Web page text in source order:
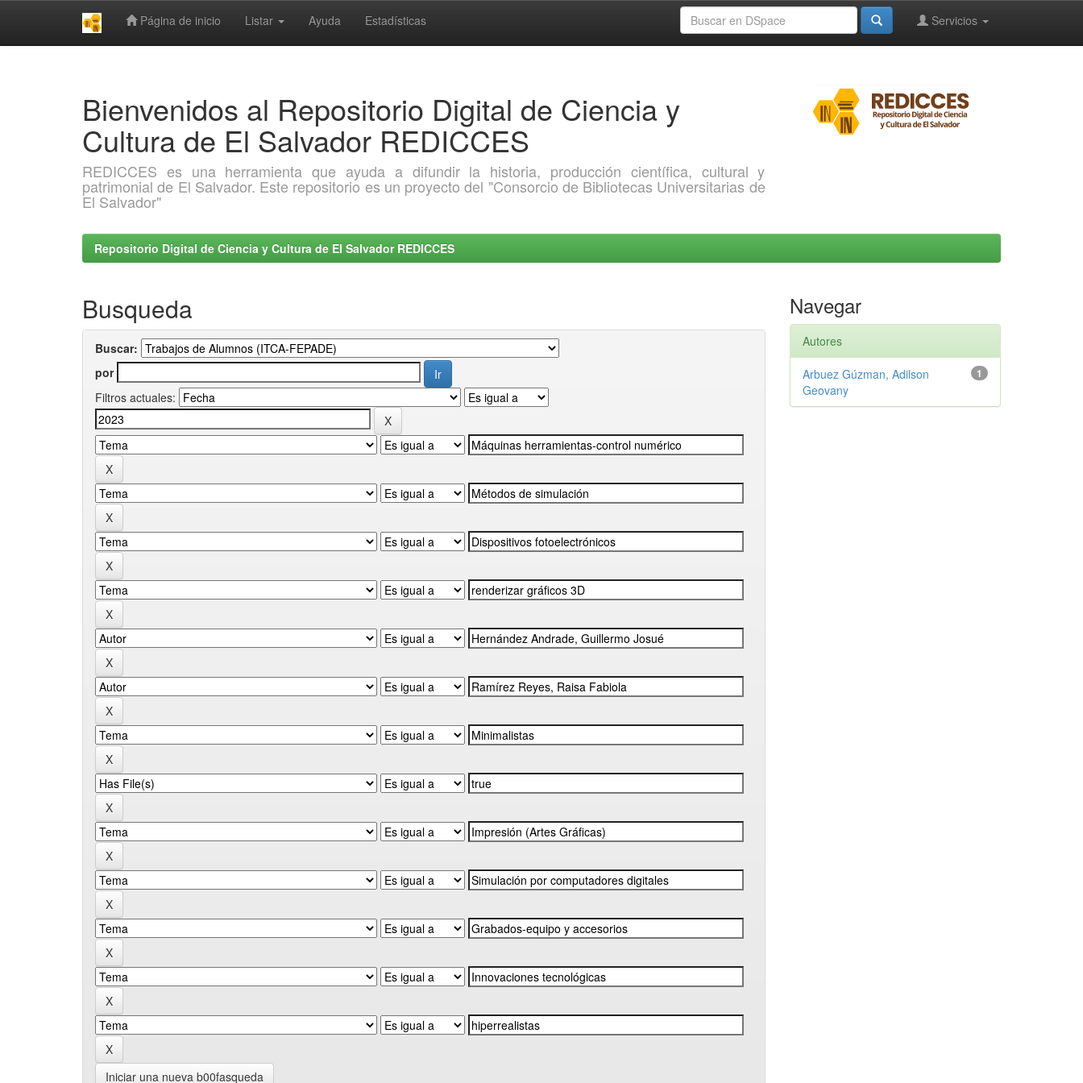
Página de inicio Listar Ayuda Estadísticas Servicios
Bienvenidos al Repositorio Digital de Ciencia y
Cultura de El Salvador REDICCES
REDICCES es una herramienta que ayuda a difundir la historia, producción científica, cultural y
patrimonial de El Salvador. Este repositorio es un proyecto del "Consorcio de Bibliotecas Universitarias de
El Salvador"
Repositorio Digital de Ciencia y Cultura de El Salvador REDICCES
Busqueda
Buscar:
por
Filtros actuales:
Iniciar una nueva b00fasqueda
Navegar
Autores
1
Arbuez Gúzman, Adilson
Geovany